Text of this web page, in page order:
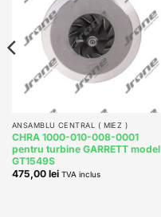
ANSAMBLU CENTRAL ( MIEZ )
CHRA 1000-010-008-0001
pentru turbine GARRETT model
GT1549S
475,00 lei TVA inclus